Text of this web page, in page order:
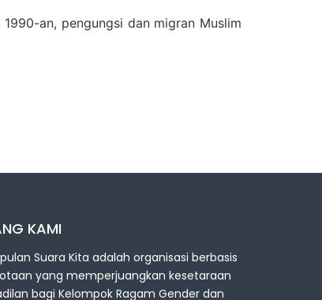
an, pengungsi dan migran Muslim
KAMI
Suara Kita adalah organisasi berbasis
yang memperjuangkan kesetaraan
bagi Kelompok Ragam Gender dan